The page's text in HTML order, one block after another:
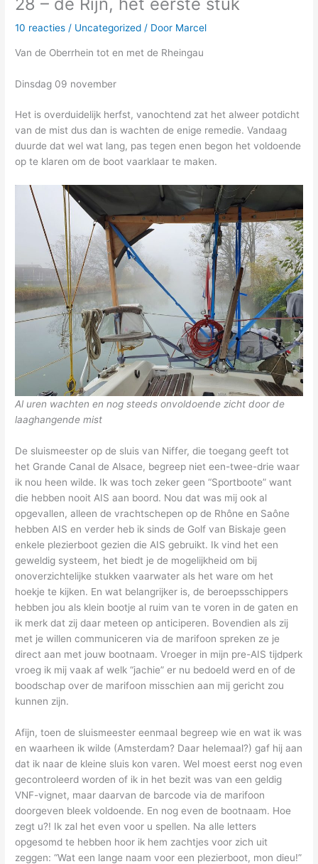
10 reacties / Uncategorized / Door Marcel
Van de Oberrhein tot en met de Rheingau
Dinsdag 09 november
Het is overduidelijk herfst, vanochtend zat het alweer potdicht
van de mist dus dan is wachten de enige remedie. Vandaag
duurde dat wel wat lang, pas tegen enen begon het voldoende
op te klaren om de boot vaarklaar te maken.
Al uren wachten en nog steeds onvoldoende zicht door de
laaghangende mist
De sluismeester op de sluis van Niffer, die toegang geeft tot
het Grande Canal de Alsace, begreep niet een-twee-drie waar
ik nou heen wilde. Ik was toch zeker geen “Sportboote” want
die hebben nooit AIS aan boord. Nou dat was mij ook al
opgevallen, alleen de vrachtschepen op de Rhône en Saône
hebben AIS en verder heb ik sinds de Golf van Biskaje geen
enkele plezierboot gezien die AIS gebruikt. Ik vind het een
geweldig systeem, het biedt je de mogelijkheid om bij
onoverzichtelijke stukken vaarwater als het ware om het
hoekje te kijken. En wat belangrijker is, de beroepsschippers
hebben jou als klein bootje al ruim van te voren in de gaten en
ik merk dat zij daar meteen op anticiperen. Bovendien als zij
met je willen communiceren via de marifoon spreken ze je
direct aan met jouw bootnaam. Vroeger in mijn pre-AIS tijdperk
vroeg ik mij vaak af welk “jachie” er nu bedoeld werd en of de
boodschap over de marifoon misschien aan mij gericht zou
kunnen zijn.
Afijn, toen de sluismeester eenmaal begreep wie en wat ik was
en waarheen ik wilde (Amsterdam? Daar helemaal?) gaf hij aan
dat ik naar de kleine sluis kon varen. Wel moest eerst nog even
gecontroleerd worden of ik in het bezit was van een geldig
VNF-vignet, maar daarvan de barcode via de marifoon
doorgeven bleek voldoende. En nog even de bootnaam. Hoe
zegt u?! Ik zal het even voor u spellen. Na alle letters
opgesomd te hebben hoor ik hem zachtjes voor zich uit
zeggen: “Wat een lange naam voor een plezierboot, mon dieu!”